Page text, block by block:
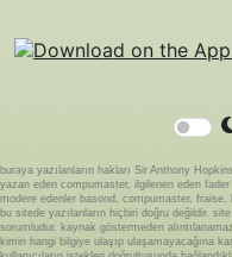
buraya yazılanların hakları Sir Anthony
yazan eden compumaster, ilgilenen eden fader
modere edenler basond, compumaster,
bu sitede yazılanların hiçbiri doğru değildir.
sorumludur. kaynak göstermeden
kimin hangi bilgiye ulaşıp ulaşamayacağına